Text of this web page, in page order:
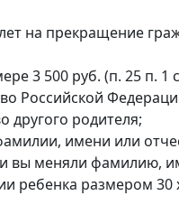
на прекращение
3 500 руб. (п. 25 п. 1
Российской
другого родителя;
имени или
вы меняли фамилию,
ребенка размером 30